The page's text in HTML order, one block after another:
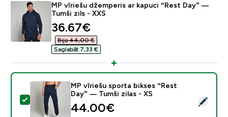
MP vīriešu džemperis ar kapuci “Rest Day” —
Tumši zils - XXS
discounted price
36.67€‎
Bija 44,00 €‎
Saglabāt 7,33 €‎
Atlasīt šo produktu - MP vīriešu sporta bikses “Rest
MP vīriešu sporta bikses “Rest
Day” — Tumši zilas - XS
44.00€‎